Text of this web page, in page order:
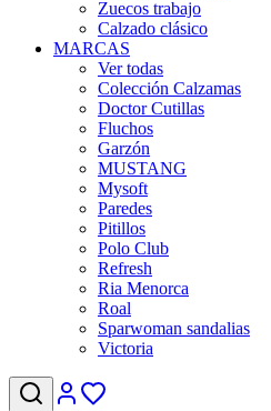
Zuecos trabajo
Calzado clásico
MARCAS
Ver todas
Colección Calzamas
Doctor Cutillas
Fluchos
Garzón
MUSTANG
Mysoft
Paredes
Pitillos
Polo Club
Refresh
Ria Menorca
Roal
Sparwoman sandalias
Victoria